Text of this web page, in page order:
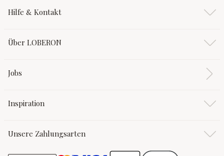
Hilfe & Kontakt
Über LOBERON
Jobs
Inspiration
Unsere Zahlungsarten